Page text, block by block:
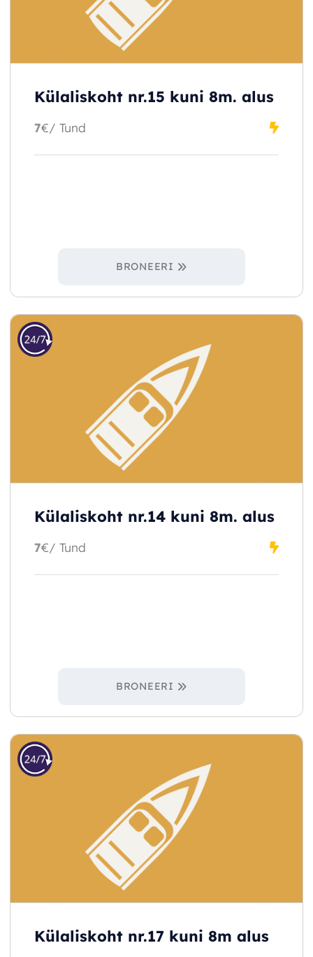
Külaliskoht nr.15 kuni 8m. alus
7€/ Tund
BRONEERI
Külaliskoht nr.14 kuni 8m. alus
7€/ Tund
BRONEERI
Külaliskoht nr.17 kuni 8m alus